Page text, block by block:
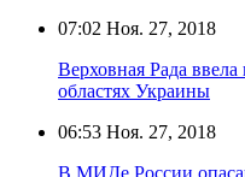
07:02 Ноя. 27, 2018
Верховная Рада
областях Украины
06:53 Ноя. 27, 2018
В МИДе России